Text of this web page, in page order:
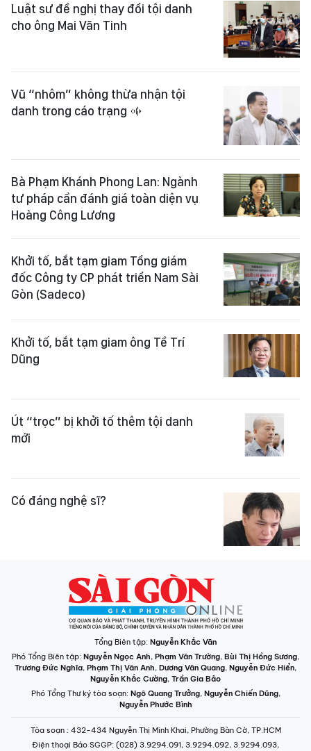
Luật sư đề nghị thay đổi tội danh
cho ông Mai Văn Tinh
Vũ “nhôm” không thừa nhận tội
danh trong cáo trạng
Bà Phạm Khánh Phong Lan: Ngành
tư pháp cần đánh giá toàn diện vụ
Hoàng Công Lương
Khởi tố, bắt tạm giam Tổng giám
đốc Công ty CP phát triển Nam Sài
Gòn (Sadeco)
Khởi tố, bắt tạm giam ông Tề Trí
Dũng
Út “trọc” bị khởi tố thêm tội danh
mới
Có đáng nghệ sĩ?
Tổng Biên tập: Nguyễn Khắc Văn
Phó Tổng Biên tập: Nguyễn Ngọc Anh, Phạm Văn Trường, Bùi Thị Hồng Sương,
Trương Đức Nghĩa, Phạm Thị Vân Anh, Dương Văn Quang, Nguyễn Đức Hiển,
Nguyễn Khắc Cường, Trần Gia Bảo
Phó Tổng Thư ký tòa soạn: Ngô Quang Trưởng, Nguyễn Chiến Dũng,
Nguyễn Phước Bình
Tòa soạn : 432-434 Nguyễn Thị Minh Khai, Phường Bàn Cờ, TP.HCM
Điện thoại Báo SGGP: (028) 3.9294.091, 3.9294.092, 3.9294.093,